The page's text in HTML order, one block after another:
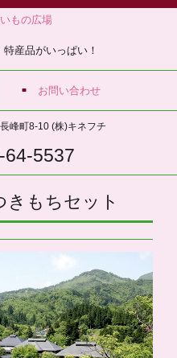
産品がいっぱい！
お問い合わせ
峰町8-10 (株)キネフチ
64-5537
きもちセット